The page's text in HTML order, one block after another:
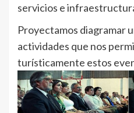
servicios e
Proyectamos diagramar
actividades que nos
turísticamente estos